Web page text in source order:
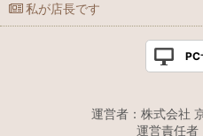
私が店長です
PC
運営者：株式会社
運営責任